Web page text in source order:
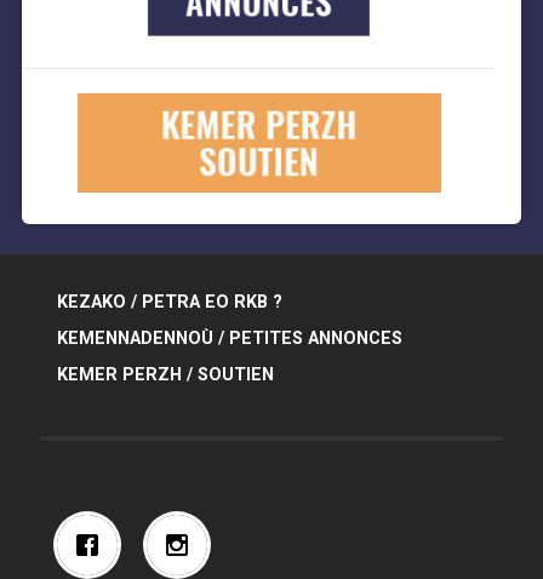
KEZAKO / PETRA EO RKB ?
KEMENNADENNOÙ / PETITES ANNONCES
KEMER PERZH / SOUTIEN